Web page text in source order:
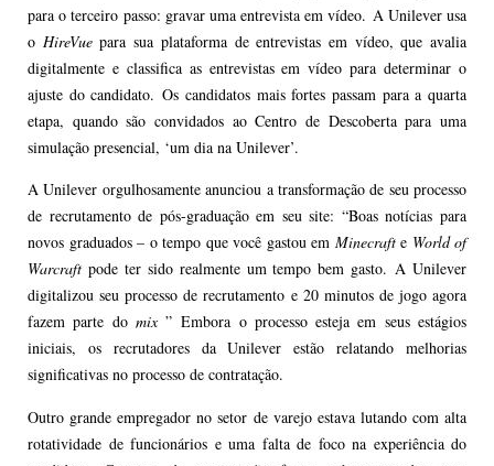
para o terceiro passo: gravar uma entrevista em vídeo. A Unilever usa
o HireVuepara sua plataforma de entrevistas em vídeo, que avalia
digitalmente e classifica as entrevistas em vídeo para determinar o
ajuste do candidato. Os candidatos mais fortes passam para a quarta
etapa, quando são convidados ao Centro de Descoberta para uma
simulação presencial, ‘um dia na Unilever’.
A Unilever orgulhosamente anunciou a transformação de seu processo
de recrutamento de pós-graduação em seu site: “Boas notícias para
novos graduados – o tempo que você gastou em Minecrafte World of
Warcraft pode ter sido realmente um tempo bem gasto. A Unilever
digitalizou seu processo de recrutamento e 20 minutos de jogo agora
fazem parte do mix” Embora o processo esteja em seus estágios
iniciais, os recrutadores da Unilever estão relatando melhorias
significativas no processo de contratação.
Outro grande empregador no setor de varejo estava lutando com alta
rotatividade de funcionários e uma falta de foco na experiência do